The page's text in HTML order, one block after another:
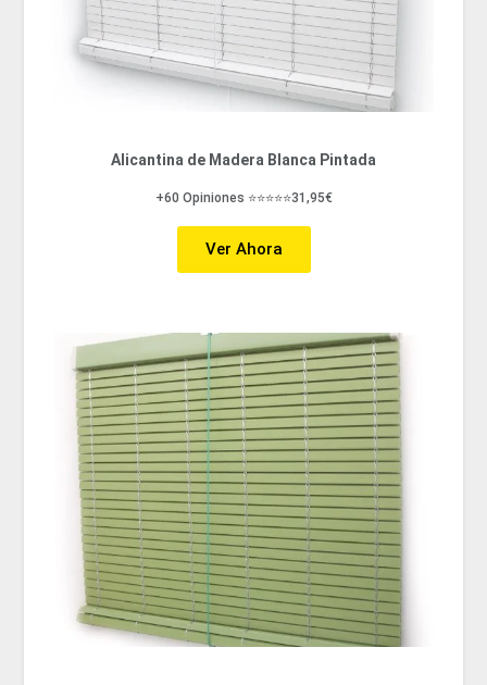
Alicantina de Madera Blanca Pintada
+60 Opiniones ⭐⭐⭐⭐⭐31,95€
Ver Ahora